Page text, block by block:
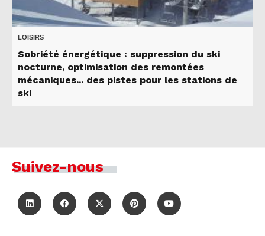
LOISIRS
Sobriété énergétique : suppression du ski
nocturne, optimisation des remontées
mécaniques... des pistes pour les stations de
ski
Suivez-nous